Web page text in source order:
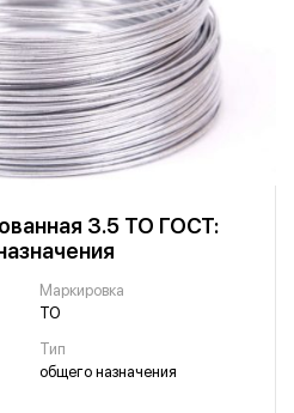
3.5 ТО ГОСТ:
Маркировка
ТО
Тип
общего назначения